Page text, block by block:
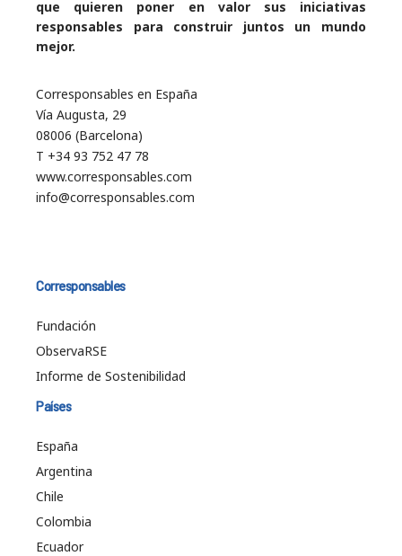
que quieren poner en valor sus iniciativas
responsables para construir juntos un mundo
mejor.
Corresponsables en España
Vía Augusta, 29
08006 (Barcelona)
T +34 93 752 47 78
www.corresponsables.com
info@corresponsables.com
Corresponsables
Fundación
ObservaRSE
Informe de Sostenibilidad
Países
España
Argentina
Chile
Colombia
Ecuador